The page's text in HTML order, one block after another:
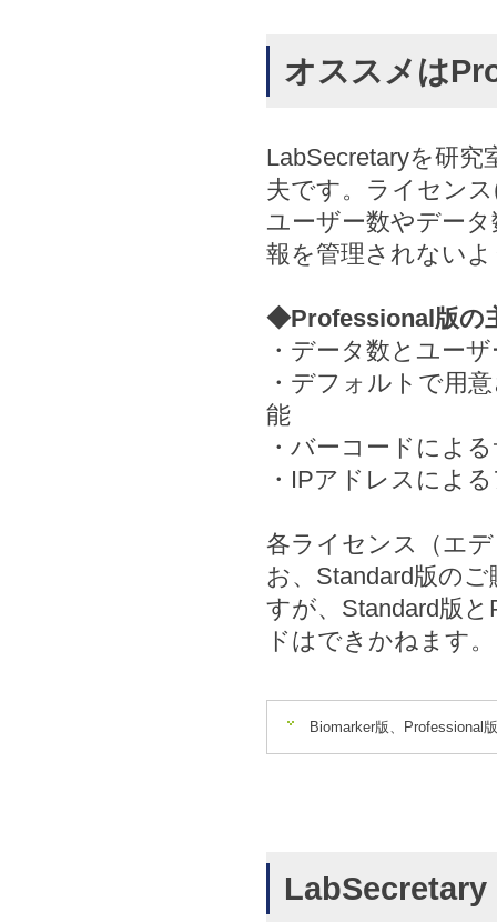
オススメは
LabSecretaryを研
夫です。ライセン
ユーザー数やデー
報を管理されない
◆Professional版の
・データ数とユー
・デフォルトで用
能
・バーコードによ
・IPアドレスによ
各ライセンス（エ
お、Standard版の
すが、Standard版
ドはできかねます。
Biomarker版、Professional
LabSecretary